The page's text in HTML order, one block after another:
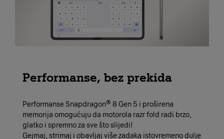
Performanse, bez prekida
Performanse Snapdragon® 8 Gen 5 i proširena
memorija omogućuju da motorola razr fold radi brzo,
glatko i spremno za sve što slijedi!
Gejmaj, strimaj i obavljaj više zadaka istovremeno dulje